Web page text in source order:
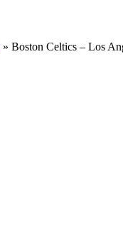
» Boston Celtics – Los